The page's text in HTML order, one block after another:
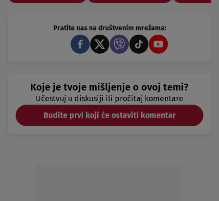
Pratite nas na društvenim mrežama:
Koje je tvoje mišljenje o ovoj temi?
Učestvuj u diskusiji ili pročitaj komentare
Budite prvi koji će ostaviti komentar